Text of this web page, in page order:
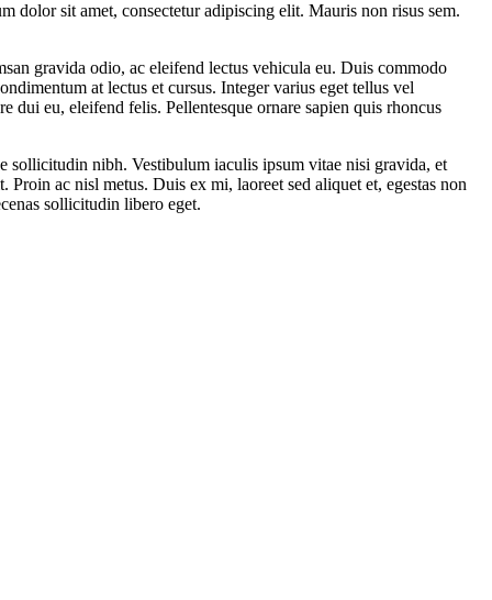
dolor sit amet, consectetur adipiscing elit. Mauris non risus sem.
gravida odio, ac eleifend lectus vehicula eu. Duis commodo
at lectus et cursus. Integer varius eget tellus vel
dui eu, eleifend felis. Pellentesque ornare sapien quis rhoncus
sollicitudin nibh. Vestibulum iaculis ipsum vitae nisi gravida, et
ac nisl metus. Duis ex mi, laoreet sed aliquet et, egestas non
sollicitudin libero eget.